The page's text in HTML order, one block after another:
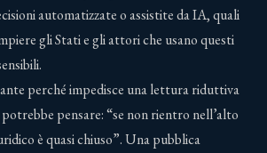
automatizzate o assistite da IA, quali
gli Stati e gli attori che usano questi
perché impedisce una lettura riduttiva
pensare: “se non rientro nell’alto
è quasi chiuso”. Una pubblica